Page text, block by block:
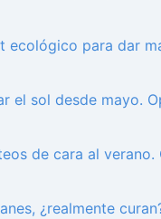
ecológico para dar
el sol desde mayo.
de cara al verano.
¿realmente